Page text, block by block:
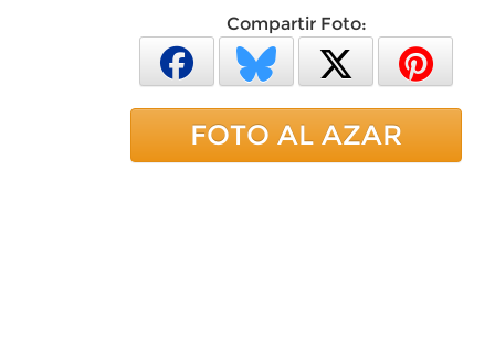
Compartir Foto:
FOTO AL AZAR